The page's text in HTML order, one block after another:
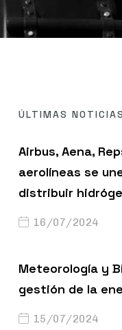
ÚLTIMAS NOTICIAS
Airbus, Aena,
aerolíneas se
distribuir
16/07/2024
Meteorología y
gestión de la
15/07/2024